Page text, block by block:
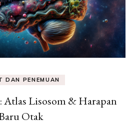
DAN PENEMUAN
Atlas Lisosom & Harapan
Otak